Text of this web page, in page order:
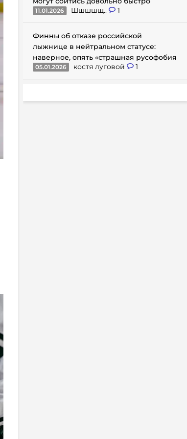
11.01.2026 Шшшшщ.. 1
Финны об отказе российской
лыжнице в нейтральном статусе:
наверное, опять «страшная русофобия
05.01.2026 костя луговой 1